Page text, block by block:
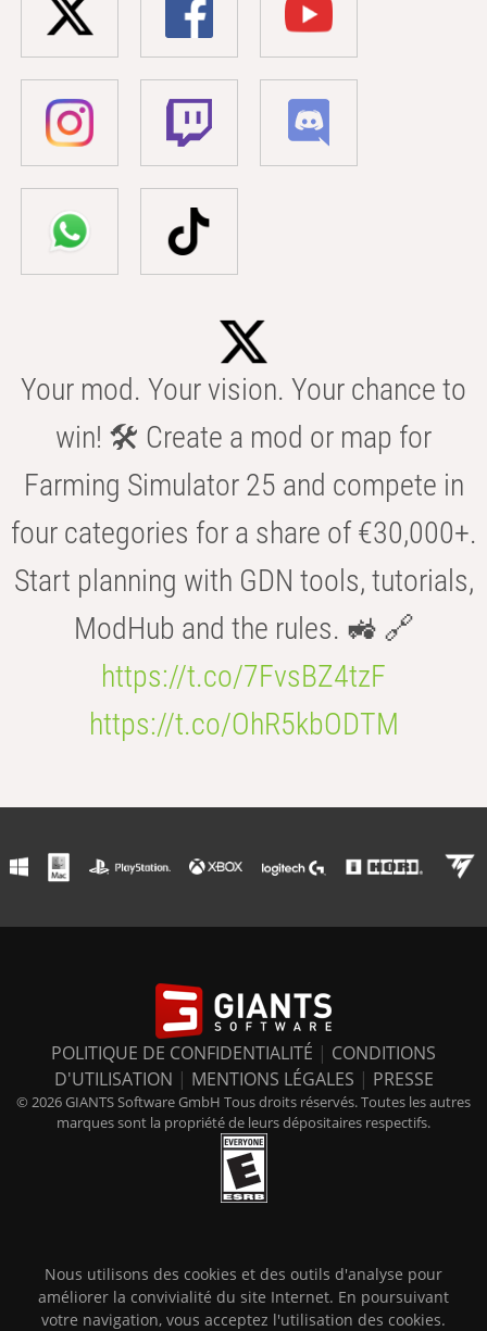
Your mod. Your vision. Your chance to
win! 🛠️ Create a mod or map for
Farming Simulator 25 and compete in
four categories for a share of €30,000+.
Start planning with GDN tools, tutorials,
ModHub and the rules. 🚜 🔗
https://t.co/7FvsBZ4tzF
https://t.co/OhR5kbODTM
POLITIQUE DE CONFIDENTIALITÉ | CONDITIONS
D'UTILISATION | MENTIONS LÉGALES | PRESSE
© 2026 GIANTS Software GmbH Tous droits réservés. Toutes les autres
marques sont la propriété de leurs dépositaires respectifs.
Nous utilisons des cookies et des outils d'analyse pour
améliorer la convivialité du site Internet. En poursuivant
votre navigation, vous acceptez l'utilisation des cookies.